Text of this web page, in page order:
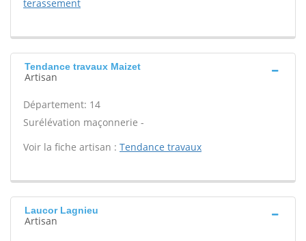
terassement
Tendance travaux Maizet
Artisan
Département: 14
Surélévation maçonnerie -
Voir la fiche artisan : Tendance travaux
Laucor Lagnieu
Artisan